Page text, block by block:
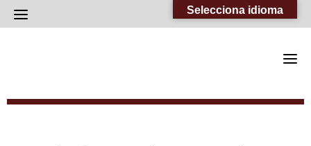
Skip
Selecciona idioma